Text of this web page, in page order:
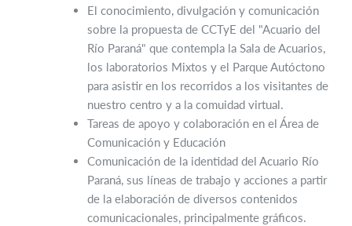
El conocimiento, divulgación y comunicación
sobre la propuesta de CCTyE del "Acuario del
Río Paraná" que contempla la Sala de Acuarios,
los laboratorios Mixtos y el Parque Autóctono
para asistir en los recorridos a los visitantes de
nuestro centro y a la comuidad virtual.
Tareas de apoyo y colaboración en el Área de
Comunicación y Educación
Comunicación de la identidad del Acuario Río
Paraná, sus líneas de trabajo y acciones a partir
de la elaboración de diversos contenidos
comunicacionales, principalmente gráficos.